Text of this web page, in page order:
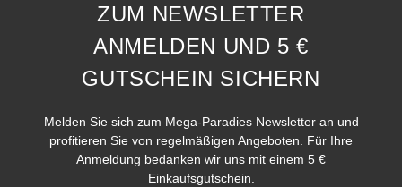
ZUM NEWSLETTER
ANMELDEN UND 5 €
GUTSCHEIN SICHERN
Melden Sie sich zum Mega-Paradies Newsletter an und
profitieren Sie von regelmäßigen Angeboten. Für Ihre
Anmeldung bedanken wir uns mit einem 5 €
Einkaufsgutschein.